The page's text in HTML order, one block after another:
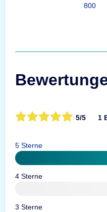
800
5/5 1
5 Sterne
4 Sterne
3 Sterne